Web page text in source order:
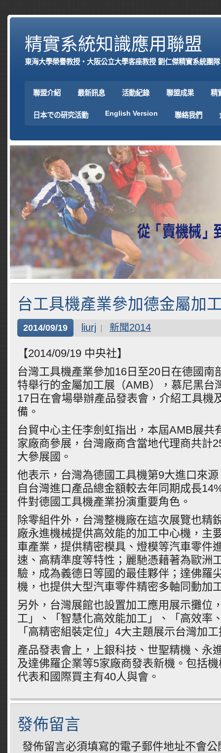
精實系統知識應用聯盟
東海大學榮譽教授‧大阪公立大學客座教授 劉仁傑精實系統團隊
聯盟介紹 最新訊息 活動紀錄 聯盟成果 精
日本での研究活動 English Version 聯絡我們
台工具機產業參加德金屬加
2014/09/19 liurj 新聞2014
【2014/09/19 中央社】
台灣工具機產業參加16日至20日在德國南
特舉行的金屬加工展（AMB），慕尼黑台
17日在會場舉辦產品發表會，介紹工具機
備。
台貿中心主任李劍虹指出，本屆AMB展共
家廠商參展，台灣廠商含當地代理商共計
大參展國。
他表示，台灣為德國工具機第9大進口來
自台灣進口產品總金額較去年同期成長
件對德國工具機產業扮演重要角色。
除零組件外，台灣整機廠在這次展覽也精
廠永進機械提供高效能的加工中心機，主
車產業，提供精密模具、燈模等汽車零件
速、高精準度等特性；麗馳憑藉著為歐洲
驗，成為義德日等國的最佳夥伴；達佛羅
機，也提供大型汽車零件精密多軸同動加
另外，台灣展館也設置加工應用展示攤位
工」、「智慧化高效能加工」、「高效率
「高精密組裝定位」4大主題展示台灣加
產品發表會上，上銀科技、世聖精機、永
及達佛羅企業等5家廠商發表新機。包括
代表和國際買主有40人與會。
發佈留言
發佈留言必須填寫的電子郵件地址不會公